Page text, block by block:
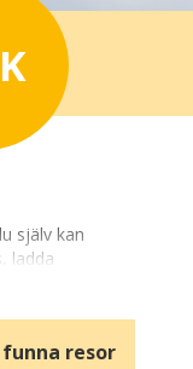
själv kan
ladda
en tur till
funna resor